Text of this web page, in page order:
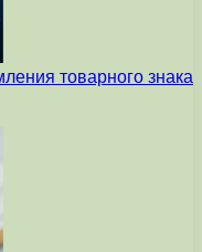
товарного знака